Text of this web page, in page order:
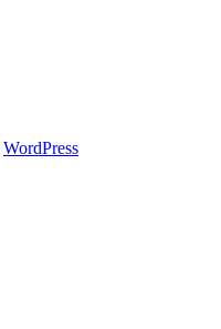
WordPress